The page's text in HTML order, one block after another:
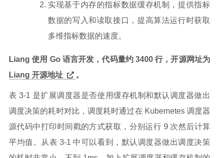
实现基于内存的指标数据缓存机制，提供指标
数据的写入和读取接口，提高算法运行时获取
多维指标数据的速度。
Liang 使用 Go 语言开发，代码量约 3400 行，开源网址为
Liang 开源地址
。
表 3-1 是扩展调度器是否使用缓存机制和默认调度器做出
调度决策的耗时对比，调度耗时通过在 Kubernetes 调度器
源代码中打印时间戳的方式获取，分别运行 9 次然后计算
平均值。从表 3-1 中可以看到，默认调度器做出调度决策